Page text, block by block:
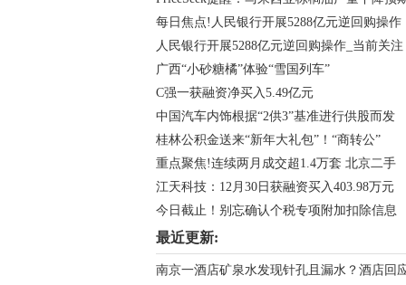
每日焦点!人民银行开展5288亿元逆回购操作
人民银行开展5288亿元逆回购操作_当前关注
广西“小砂糖橘”体验“雪国列车”
C强一获融资净买入5.49亿元
中国汽车内饰根据“2供3”基准进行供股而发
桂林公积金送来“新年大礼包”！“商转公”
重点聚焦!连续两月成交超1.4万套 北京二手
江天科技：12月30日获融资买入403.98万元
今日截止！别忘确认个税专项附加扣除信息
最近更新:
南京一酒店矿泉水发现针孔且漏水？酒店回